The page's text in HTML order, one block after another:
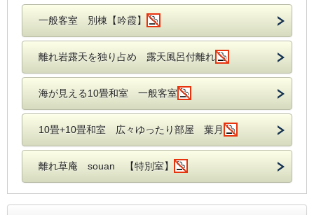
一般客室 別棟【吟霞】
離れ岩露天を独り占め 露天風呂付離れ
海が見える10畳和室 一般客室
10畳+10畳和室 広々ゆったり部屋 葉月
離れ草庵 souan 【特別室】